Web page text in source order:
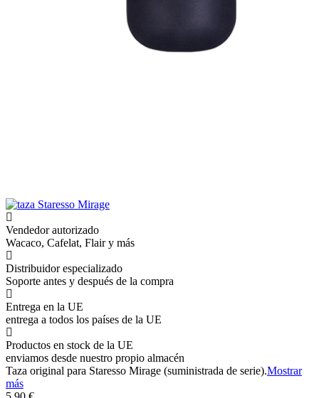
Vendedor autorizado
Wacaco, Cafelat, Flair y más
Distribuidor especializado
Soporte antes y después de la compra
Entrega en la UE
entrega a todos los países de la UE
Productos en stock de la UE
enviamos desde nuestro propio almacén
Taza original para Staresso Mirage (suministrada de serie).Mostrar
más